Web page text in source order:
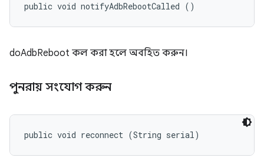
public void notifyAdbRebootCalled ()
doAdbReboot কল করা হলে অবহিত করুন।
পুনরায় সংযোগ করুন
public void reconnect (String serial)